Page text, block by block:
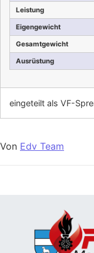
Leistung
Eigengewicht
Gesamtgewicht
Ausrüstung
eingeteilt als VF-
Von Edv Team